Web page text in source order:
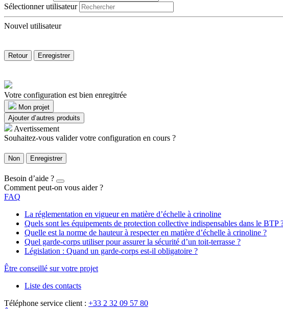
Sélectionner utilisateur
Nouvel utilisateur
Retour Enregistrer
Votre configuration est bien enregitrée
Mon projet
Ajouter d’autres produits
Avertissement
Souhaitez-vous valider votre configuration en cours ?
Non Enregistrer
Besoin d’aide ?
Comment peut-on vous aider ?
FAQ
La réglementation en vigueur en matière d’échelle à crinoline
Quels sont les équipements de protection collective indispensables dans le BTP
Quelle est la norme de hauteur à respecter en matière d’échelle à crinoline ?
Quel garde-corps utiliser pour assurer la sécurité d’un toit-terrasse ?
Législation : Quand un garde-corps est-il obligatoire ?
Être conseillé sur votre projet
Liste des contacts
Téléphone service client : +33 2 32 09 57 80